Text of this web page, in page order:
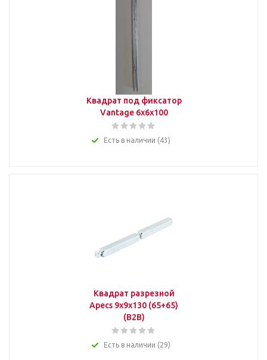
Квадрат под фиксатор
Vantage 6х6х100
Есть в наличии (43)
Квадрат разрезной
Apecs 9x9x130 (65+65)
(B2B)
Есть в наличии (29)